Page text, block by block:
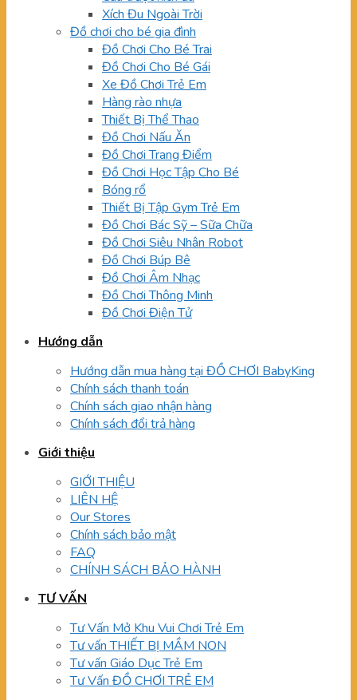
Xích Đu Ngoài Trời
Đồ chơi cho bé gia đình
Đồ Chơi Cho Bé Trai
Đồ Chơi Cho Bé Gái
Xe Đồ Chơi Trẻ Em
Hàng rào nhựa
Thiết Bị Thể Thao
Đồ Chơi Nấu Ăn
Đồ Chơi Trang Điểm
Đồ Chơi Học Tập Cho Bé
Bóng rổ
Thiết Bị Tập Gym Trẻ Em
Đồ Chơi Bác Sỹ – Sữa Chữa
Đồ Chơi Siêu Nhân Robot
Đồ Chơi Búp Bê
Đồ Chơi Âm Nhạc
Đồ Chơi Thông Minh
Đồ Chơi Điện Tử
Hướng dẫn
Hướng dẫn mua hàng tại ĐỒ CHƠI BabyKing
Chính sách thanh toán
Chính sách giao nhận hàng
Chính sách đổi trả hàng
Giới thiệu
GIỚI THIỆU
LIÊN HỆ
Our Stores
Chính sách bảo mật
FAQ
CHÍNH SÁCH BẢO HÀNH
TƯ VẤN
Tư Vấn Mở Khu Vui Chơi Trẻ Em
Tư vấn THIẾT BỊ MẦM NON
Tư vấn Giáo Dục Trẻ Em
Tư Vấn ĐỒ CHƠI TRẺ EM